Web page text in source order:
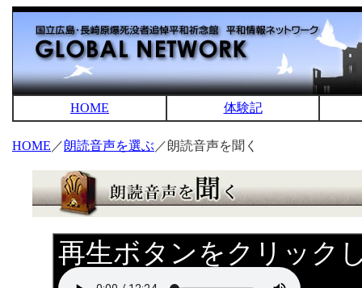
HOME 体験記
HOME ／朗読音声を選ぶ ／朗読音声を聞く
再生ボタンをクリック